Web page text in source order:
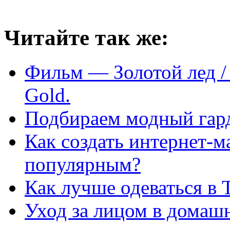
Читайте так же:
Фильм — Золотой лед
Gold.
Подбираем модный
Как создать интернет-
популярным?
Как лучше одеваться в
Уход за лицом в